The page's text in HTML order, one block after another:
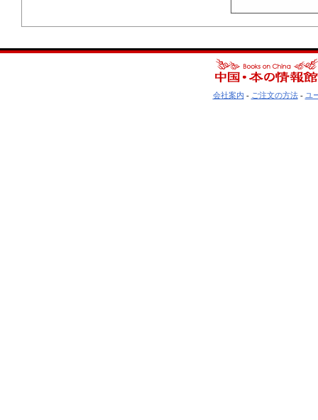
会社案内 - ご注文の方法- ユ